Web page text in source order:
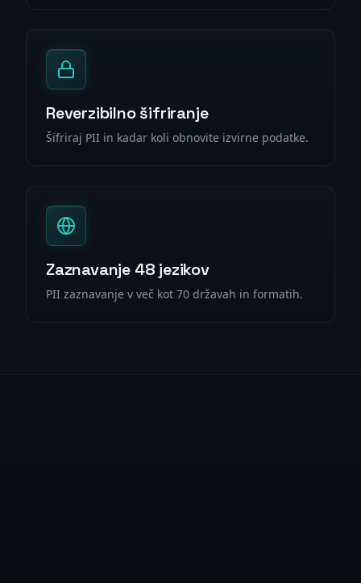
Reverzibilno šifriranje
Šifriraj PII in kadar koli obnovite izvirne podatke.
Zaznavanje 48 jezikov
PII zaznavanje v več kot 70 državah in formatih.